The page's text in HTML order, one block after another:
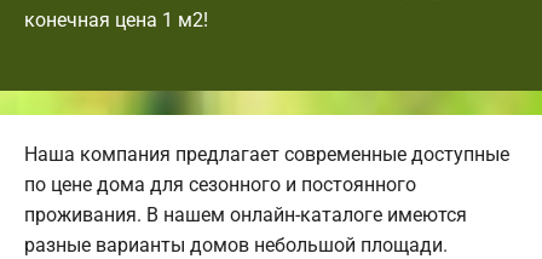
конечная цена 1 м2!
Наша компания предлагает современные доступные
по цене дома для сезонного и постоянного
проживания. В нашем онлайн-каталоге имеются
разные варианты домов небольшой площади.